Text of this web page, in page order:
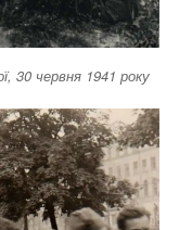
30 червня 1941 року